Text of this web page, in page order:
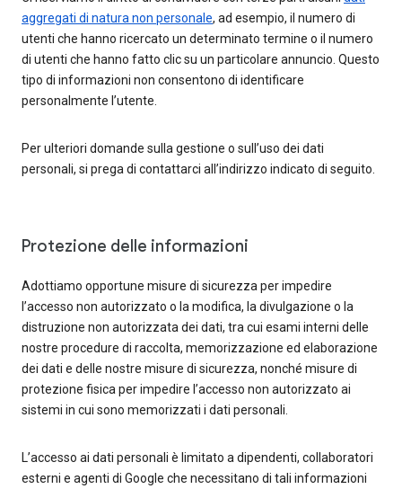
aggregati di natura non personale, ad esempio, il numero di
utenti che hanno ricercato un determinato termine o il numero
di utenti che hanno fatto clic su un particolare annuncio. Questo
tipo di informazioni non consentono di identificare
personalmente l’utente.
Per ulteriori domande sulla gestione o sull’uso dei dati
personali, si prega di contattarci all’indirizzo indicato di seguito.
Protezione delle informazioni
Adottiamo opportune misure di sicurezza per impedire
l’accesso non autorizzato o la modifica, la divulgazione o la
distruzione non autorizzata dei dati, tra cui esami interni delle
nostre procedure di raccolta, memorizzazione ed elaborazione
dei dati e delle nostre misure di sicurezza, nonché misure di
protezione fisica per impedire l’accesso non autorizzato ai
sistemi in cui sono memorizzati i dati personali.
L’accesso ai dati personali è limitato a dipendenti, collaboratori
esterni e agenti di Google che necessitano di tali informazioni